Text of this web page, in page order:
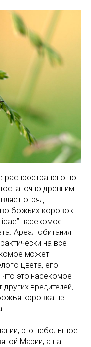
по
древним
отряд
божьих коровок.
насекомое
Ареал обитания
на все
может
цвета, его
что это насекомое
других вредителей,
коровка не
это небольшое
Марии, а на